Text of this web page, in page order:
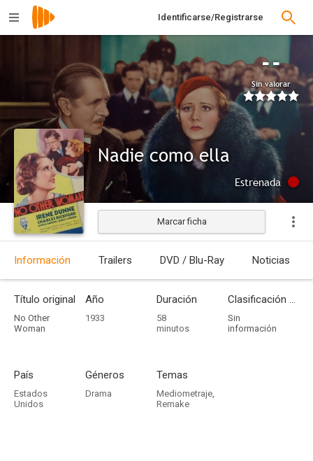
Identificarse/Registrarse
--
Sin valorar
Nadie como ella
Estrenada
Marcar ficha
Información Trailers DVD / Blu-Ray Noticias
Título original
No Other
Woman
Año
1933
Duración
58
minutos
Clasificación por edades
Sin
información
País
Estados
Unidos
Géneros
Drama
Temas
Mediometraje,
Remake